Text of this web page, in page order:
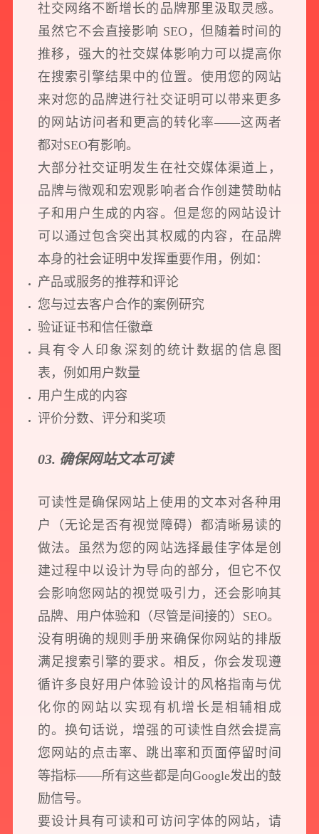
社交网络不断增长的品牌那里汲取灵感。
虽然它不会直接影响 SEO，但随着时间的
推移，强大的社交媒体影响力可以提高你
在搜索引擎结果中的位置。使用您的网站
来对您的品牌进行社交证明可以带来更多
的网站访问者和更高的转化率——这两者
都对SEO有影响。
大部分社交证明发生在社交媒体渠道上，
品牌与微观和宏观影响者合作创建赞助帖
子和用户生成的内容。但是您的网站设计
可以通过包含突出其权威的内容，在品牌
本身的社会证明中发挥重要作用，例如：
产品或服务的推荐和评论
您与过去客户合作的案例研究
验证证书和信任徽章
具有令人印象深刻的统计数据的信息图
表，例如用户数量
用户生成的内容
评价分数、评分和奖项
03. 确保网站文本可读
可读性是确保网站上使用的文本对各种用
户（无论是否有视觉障碍）都清晰易读的
做法。虽然为您的网站选择最佳字体是创
建过程中以设计为导向的部分，但它不仅
会影响您网站的视觉吸引力，还会影响其
品牌、用户体验和（尽管是间接的）SEO。
没有明确的规则手册来确保你网站的排版
满足搜索引擎的要求。相反，你会发现遵
循许多良好用户体验设计的风格指南与优
化你的网站以实现有机增长是相辅相成
的。换句话说，增强的可读性自然会提高
您网站的点击率、跳出率和页面停留时间
等指标——所有这些都是向Google发出的鼓
励信号。
要设计具有可读和可访问字体的网站，请